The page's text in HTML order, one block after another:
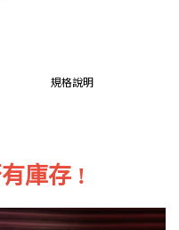
規格說明
庫存 !